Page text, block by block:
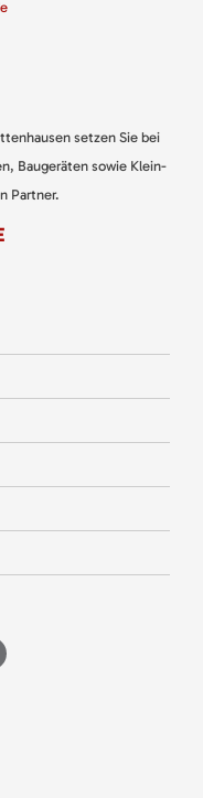
setzen Sie bei
Baugeräten sowie Klein-
Partner.